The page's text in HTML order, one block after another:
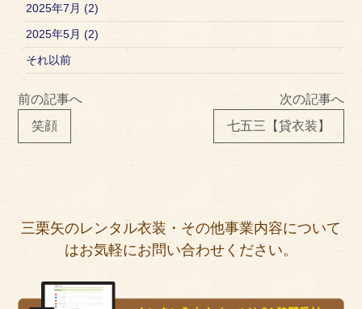
2025年7月 (2)
2025年5月 (2)
それ以前
前の記事へ
笑顔
次の記事へ
七五三【貸衣装】
三栗矢のレンタル衣装・その他事業内容について
はお気軽にお問い合わせください。